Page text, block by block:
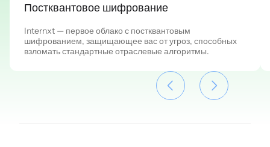
Постквантовое шифрование
Internxt — первое облако с постквантовым
шифрованием, защищающее вас от угроз, способных
взломать стандартные отраслевые алгоритмы.